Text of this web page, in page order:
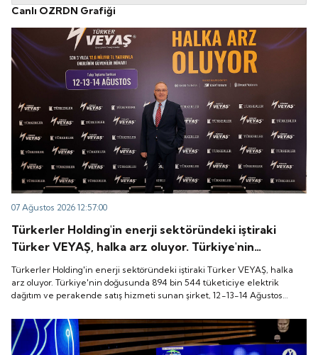
Canlı OZRDN Grafiği
07 Ağustos 2026 12:57:00
Türkerler Holding'in enerji sektöründeki iştiraki
Türker VEYAŞ, halka arz oluyor. Türkiye'nin
doğusunda 894 bin 544 tüketiciye elektrik dağıtım
ve perakende satış hizmeti sunan şirket, 12-13-14
Ağustos tarihleri arasında pay başına 136 TL fiyatla
Türkerler Holding'in enerji sektöründeki iştiraki Türker VEYAŞ, halka
arz oluyor. Türkiye'nin doğusunda 894 bin 544 tüketiciye elektrik
dağıtım ve perakende satış hizmeti sunan şirket, 12-13-14 Ağustos